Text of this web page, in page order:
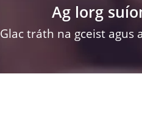
Ag lorg
Glac tráth na gceist agus